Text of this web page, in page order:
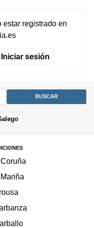
estar registradoen
Iniciar sesión